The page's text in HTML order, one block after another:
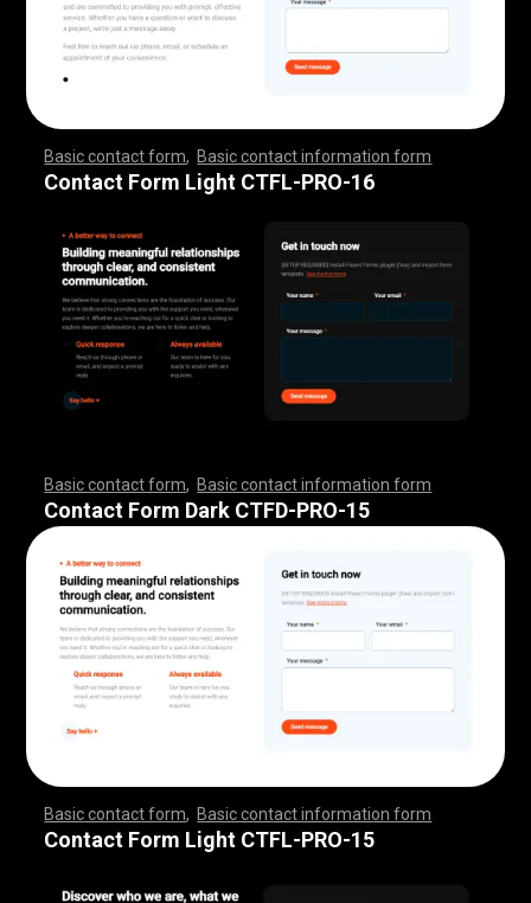
Basic contact form Basic contact information form
,,,,,,,,,,,,,,,,,,,,, ,,,,,,,,,,,,,,,,,,,,,,,,,,,,,,,,,,
,,,,,,,,,,,,,,,,,,,,, ,,,,,,,,,,,,,,,,,,,,,,,,,,,
Contact Form Light CTFL-PRO-16
Basic contact form Basic contact information form
,,,,,,,,,,,,,,,,,,,,, ,,,,,,,,,,,,,,,,,,,,,,,,,,,,,,,,,,
,,,,,,,,,,,,,,,,,,,,, ,,,,,,,,,,,,,,,,,,,,,,,,,,,
Contact Form Dark CTFD-PRO-15
Basic contact form Basic contact information form
,,,,,,,,,,,,,,,,,,,,, ,,,,,,,,,,,,,,,,,,,,,,,,,,,,,,,,,,
,,,,,,,,,,,,,,,,,,,,, ,,,,,,,,,,,,,,,,,,,,,,,,,,,
Contact Form Light CTFL-PRO-15